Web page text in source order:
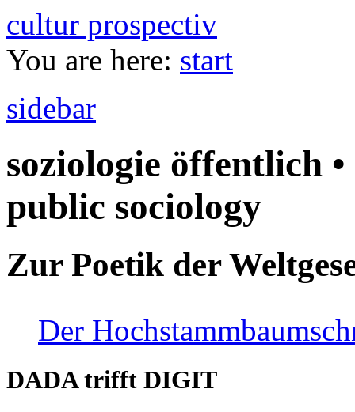
cultur prospectiv
You are here: start
sidebar
soziologie öffentlich
public sociology
Zur Poetik der
Der
DADA trifft DIGIT